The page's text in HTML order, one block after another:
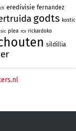
eredivisie fernandez
godts kostic
plea rcv rickardoko
sildillia